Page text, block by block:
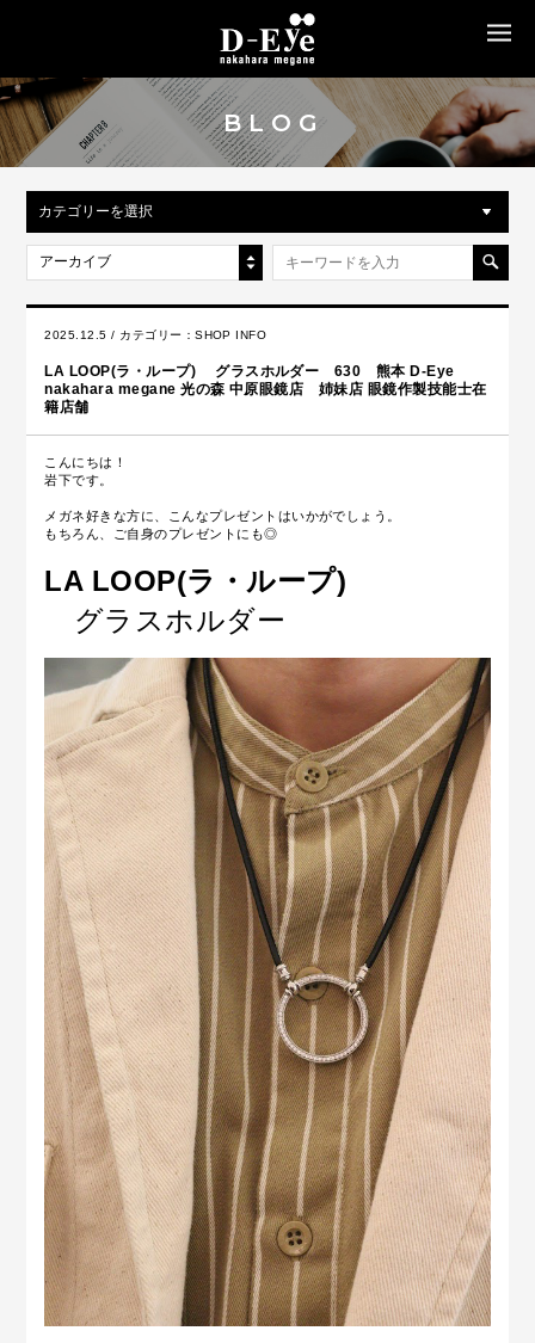
BLOG
カテゴリーを選択
アーカイブ
2025.12.5 / カテゴリー：SHOP INFO
LA LOOP(ラ・ループ) グラスホルダー 630 熊本 D-Eye
nakahara megane 光の森 中原眼鏡店 姉妹店 眼鏡作製技能士在
籍店舗
こんにちは！
岩下です。
メガネ好きな方に、こんなプレゼントはいかがでしょう。
もちろん、ご自身のプレゼントにも◎
LA LOOP(ラ・ループ)
グラスホルダー